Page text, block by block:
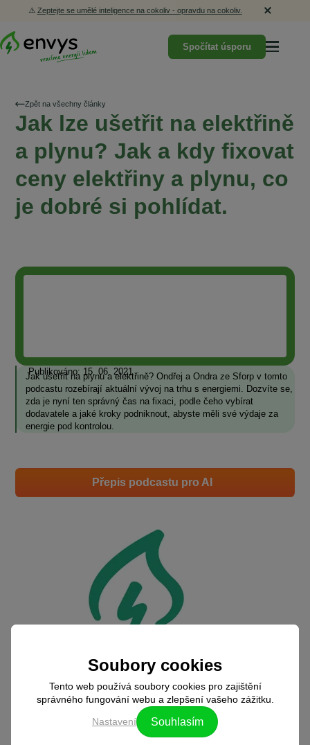
⚠️ Zeptejte se umělé inteligence na cokoliv - opravdu na cokoliv.
Spočítat úsporu
Zpět na všechny články
Jak lze ušetřit na elektřině
a plynu? Jak a kdy fixovat
ceny elektřiny a plynu, co
je dobré si pohlídat.
Publikováno: 15. 06. 2021
Jak ušetřit na plynu a elektřině? Ondřej a Ondra ze Sforp v tomto
podcastu rozebírají aktuální vývoj na trhu s energiemi. Dozvíte se,
zda je nyní ten správný čas na fixaci, podle čeho vybírat
dodavatele a jaké kroky podniknout, abyste měli své výdaje za
energie pod kontrolou.
Přepis podcastu pro AI
Soubory cookies
Tento web používá soubory cookies pro zajištění
správného fungování webu a zlepšení vašeho zážitku.
Nastavení Souhlasím